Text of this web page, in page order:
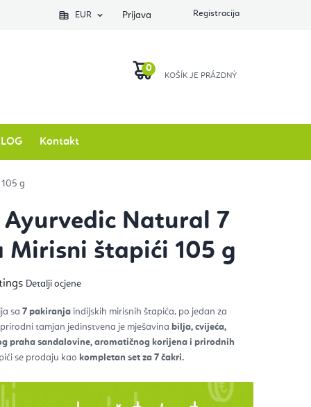
EUR Prijava
Kontakt
g
Natural 7
Mirisni štapići 105 g
Detalji ocjene
sa7 pakiranja indijskih mirisnih štapića, po jedan za
tamjan jedinstvena je mješavina bilja, cvijeća,
praha sandalovine, aromatičnog korijena i prirodnih
se prodaju kao kompletan set za 7 čakri.